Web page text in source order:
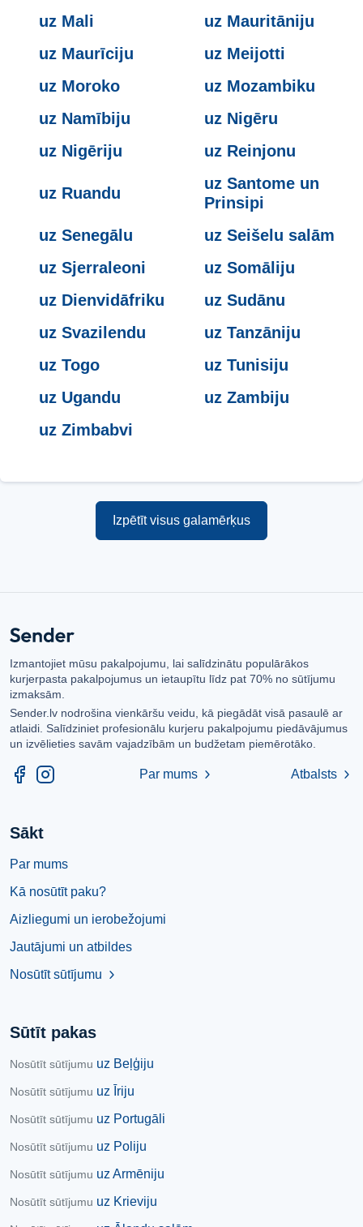
uz Mali
uz Mauritāniju
uz Maurīciju
uz Meijotti
uz Moroko
uz Mozambiku
uz Namībiju
uz Nigēru
uz Nigēriju
uz Reinjonu
uz Ruandu
uz Santome un
Prinsipi
uz Senegālu
uz Seišelu salām
uz Sjerraleoni
uz Somāliju
uz Dienvidāfriku
uz Sudānu
uz Svazilendu
uz Tanzāniju
uz Togo
uz Tunisiju
uz Ugandu
uz Zambiju
uz Zimbabvi
Izpētīt visus galamērķus
Izmantojiet mūsu pakalpojumu, lai salīdzinātu populārākos
kurjerpasta pakalpojumus un ietaupītu līdz pat 70% no sūtījumu
izmaksām.
Sender.lv nodrošina vienkāršu veidu, kā piegādāt visā pasaulē ar
atlaidi. Salīdziniet profesionālu kurjeru pakalpojumu piedāvājumus
un izvēlieties savām vajadzībām un budžetam piemērotāko.
Par mums chevron_right Atbalsts chevron_right
Sākt
Par mums
Kā nosūtīt paku?
Aizliegumi un ierobežojumi
Jautājumi un atbildes
Nosūtīt sūtījumu
chevron_right
Sūtīt pakas
Nosūtīt sūtījumu uz Beļģiju
Nosūtīt sūtījumu uz Īriju
Nosūtīt sūtījumu uz Portugāli
Nosūtīt sūtījumu uz Poliju
Nosūtīt sūtījumu uz Armēniju
Nosūtīt sūtījumu uz Krieviju